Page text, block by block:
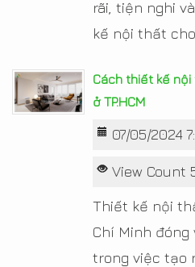
rãi, tiện nghi
kế nội thất
Cách thiết kế
ở TP.HCM
07/05/2024
View Count
Thiết kế nội
Chí Minh
trong việc tạo